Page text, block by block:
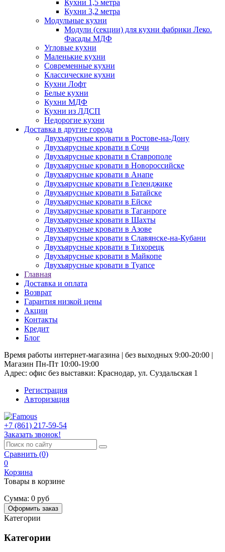
Кухни 1,5 метра
Кухни 3,2 метра
Модульные кухни
Модули (секции) для кухни фабрики Леко.
Фасады МДФ
Угловые кухни
Маленькие кухни
Современные кухни
Классические кухни
Кухни Лофт
Белые кухни
Кухни МДФ
Кухни из ЛДСП
Недорогие кухни
Доставка в другие города
Двухъярусные кровати в Ростове-на-Дону
Двухъярусные кровати в Сочи
Двухъярусные кровати в Ставрополе
Двухъярусные кровати в Новороссийске
Двухъярусные кровати в Анапе
Двухъярусные кровати в Геленджике
Двухъярусные кровати в Батайске
Двухъярусные кровати в Ейске
Двухъярусные кровати в Таганроге
Двухъярусные кровати в Шахты
Двухъярусные кровати в Азове
Двухъярусные кровати в Славянске-на-Кубани
Двухъярусные кровати в Тихорецк
Двухъярусные кровати в Майкопе
Двухъярусные кровати в Туапсе
Главная
Доставка и оплата
Возврат
Гарантия низкой цены
Акции
Контакты
Кредит
Блог
Время работы интернет-магазина | без выходных 9:00-20:00 |
Магазин Пн-Пт 10:00-19:00
Адрес: офис без выставки: Краснодар, ул. Суздальская 1
Регистрация
Авторизация
+7 (861) 217-59-54
Заказать звонок!
Сравнить (0)
0
Корзина
Товары в корзине
Сумма: 0 руб
Оформить заказ
Категории
Категории